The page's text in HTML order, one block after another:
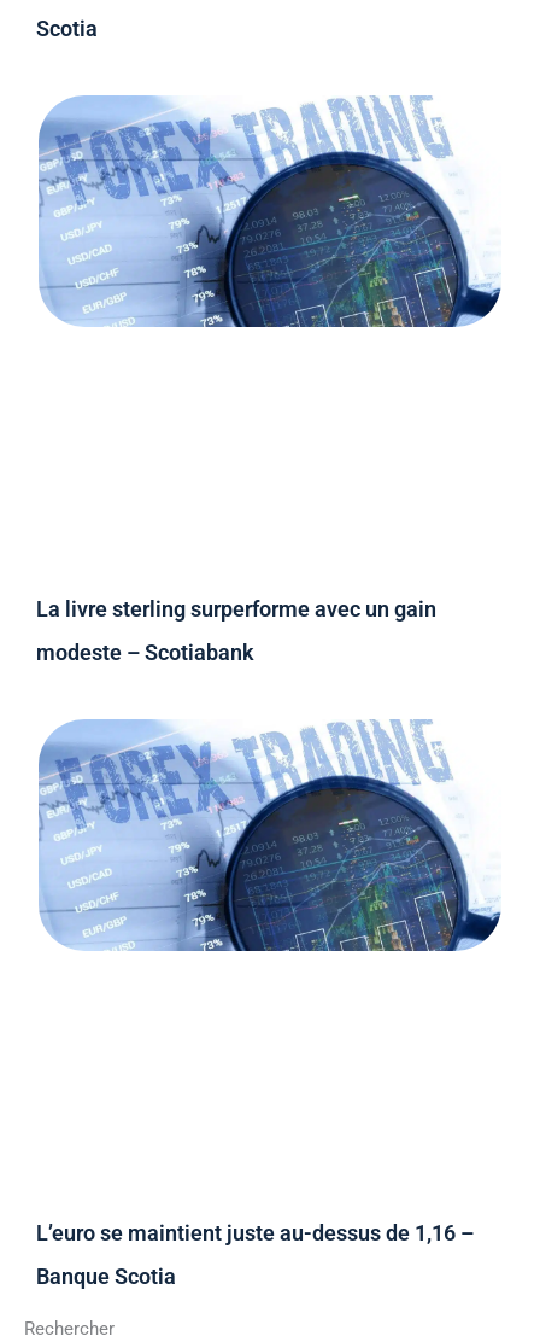
Scotia
La livre sterling surperforme avec un gain
modeste – Scotiabank
L’euro se maintient juste au-dessus de 1,16 –
Banque Scotia
Rechercher